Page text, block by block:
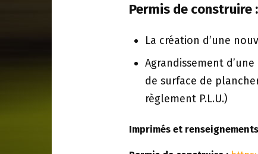
Permis de construire :
La création d’une
Agrandissement
de surface de
règlement P.L.U.)
Imprimés et